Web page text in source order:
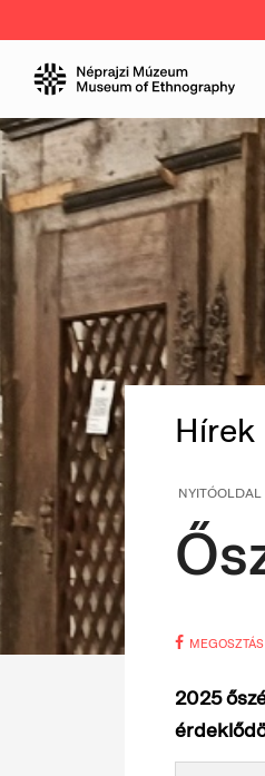
Hírek
NYITÓOLDAL
MEGOSZTÁS
2025